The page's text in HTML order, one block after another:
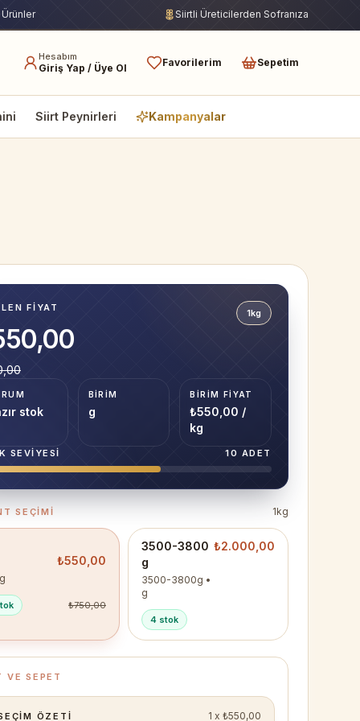
Ürünler Siirtli Üreticilerden Sofranıza
Hesabım
Giriş Yap / Üye Ol Favorilerim Sepetim
Siirt Peynirleri Kampanyalar
FIYAT 1kg
stok
BIRIM
g
BIRIM FIYAT
₺550,00 /
kg
SEVIYESI 10 ADET
SEÇIMI 1kg
₺550,00
₺750,00
3500-3800
g
3500-3800g •
g
₺2.000,00
4 stok
VE SEPET
ÖZETI 1 x ₺550,00